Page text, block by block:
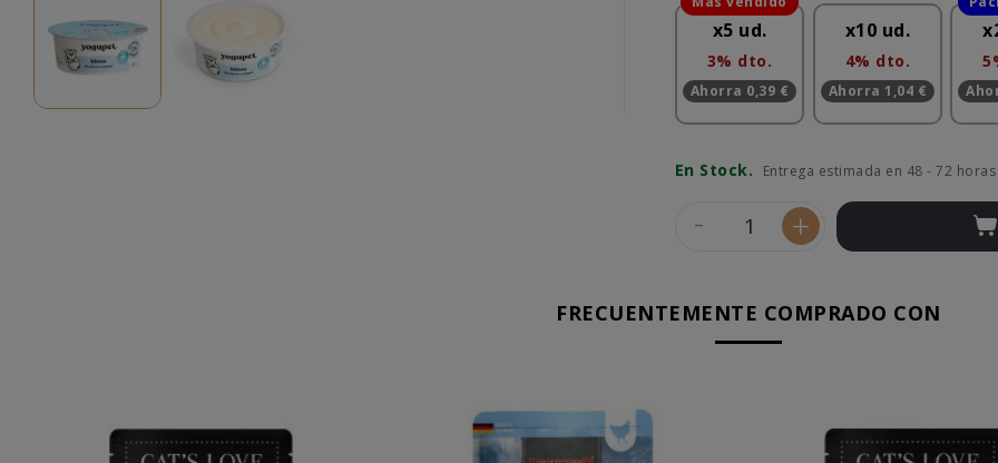
x5 ud.
3% dto.
Ahorra 0,39 €
x10 ud.
4% dto.
Ahorra 1,04 €
En Stock. Entrega estimada en 48 - 72 horas
- +
FRECUENTEMENTE COMPRADO CON